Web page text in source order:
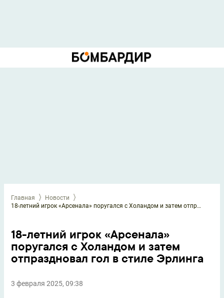
Главная
Новости
18-летний игрок «Арсенала» поругался с Холандом и затем отпраздновал гол в стиле Эрлинга
18-летний игрок «Арсенала»
поругался с Холандом и затем
отпраздновал гол в стиле Эрлинга
3 февраля 2025, 09:38